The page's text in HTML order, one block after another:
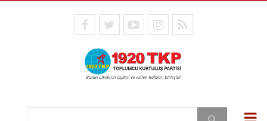
facebooktwitteryoutubeinstagram
RSS